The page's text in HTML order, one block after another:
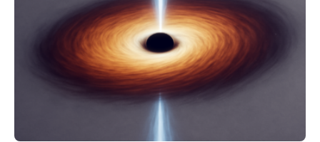
Wissenschaftsjournal Science Advances veröffentlichte
die Herleitung. (DOI: 10.1126/sciadv.adw8462)
Verbrennungsmotoren oder Dampfturbinen sind
Wärmekraftmaschinen: Sie wandeln thermische
Energie in mechanische Bewegung um – oder anders
ausgedrückt, Wärme in Bewegung. In
quantenmechanischen Experimenten ist es in den…